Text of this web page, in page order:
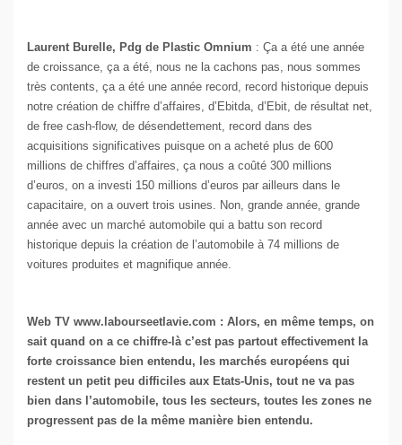
Laurent Burelle, Pdg de Plastic Omnium : Ça a été une année
de croissance, ça a été, nous ne la cachons pas, nous sommes
très contents, ça a été une année record, record historique depuis
notre création de chiffre d’affaires, d’Ebitda, d’Ebit, de résultat net,
de free cash-flow, de désendettement, record dans des
acquisitions significatives puisque on a acheté plus de 600
millions de chiffres d’affaires, ça nous a coûté 300 millions
d’euros, on a investi 150 millions d’euros par ailleurs dans le
capacitaire, on a ouvert trois usines. Non, grande année, grande
année avec un marché automobile qui a battu son record
historique depuis la création de l’automobile à 74 millions de
voitures produites et magnifique année.
Web TV www.labourseetlavie.com : Alors, en même temps, on
sait quand on a ce chiffre-là c’est pas partout effectivement la
forte croissance bien entendu, les marchés européens qui
restent un petit peu difficiles aux Etats-Unis, tout ne va pas
bien dans l’automobile, tous les secteurs, toutes les zones ne
progressent pas de la même manière bien entendu.